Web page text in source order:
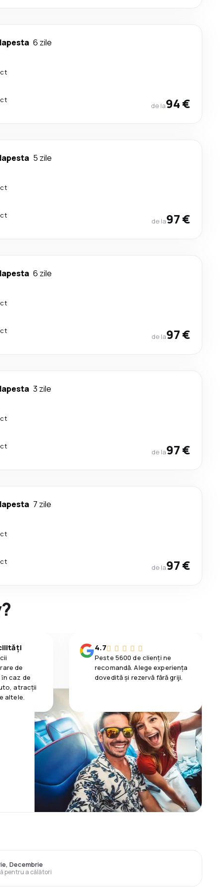
6 zile
de la94 €
5 zile
de la97 €
6 zile
de la97 €
3 zile
de la97 €
7 zile
de la97 €
de
caz de
atracții
altele.
4.7
Peste 5600 de clienți ne
recomandă. Alege experiența
dovedită și rezervă fără griji.
pentru a călători
Decembrie